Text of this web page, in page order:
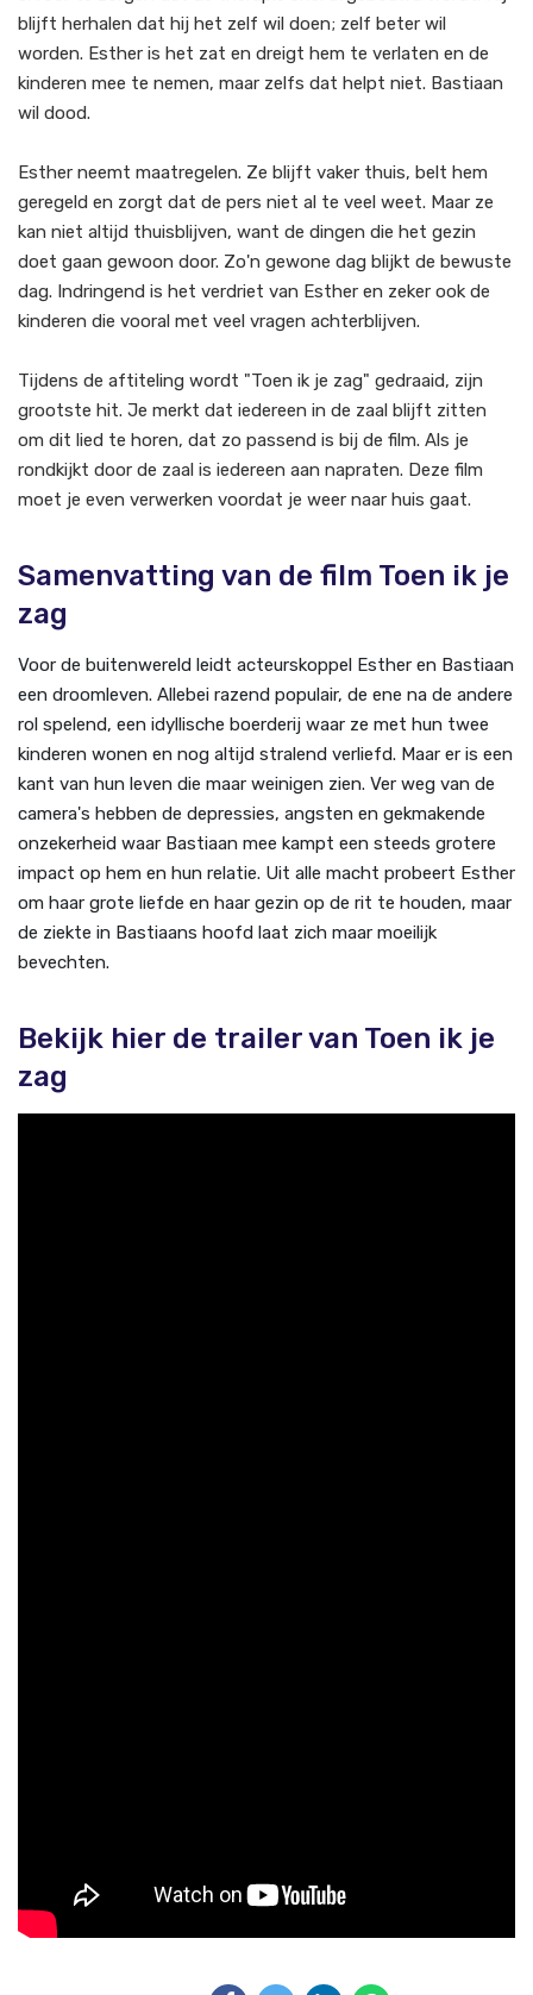
blijft herhalen dat hij het zelf wil doen; zelf beter wil
worden. Esther is het zat en dreigt hem te verlaten en de
kinderen mee te nemen, maar zelfs dat helpt niet. Bastiaan
wil dood.
Esther neemt maatregelen. Ze blijft vaker thuis, belt hem
geregeld en zorgt dat de pers niet al te veel weet. Maar ze
kan niet altijd thuisblijven, want de dingen die het gezin
doet gaan gewoon door. Zo'n gewone dag blijkt de bewuste
dag. Indringend is het verdriet van Esther en zeker ook de
kinderen die vooral met veel vragen achterblijven.
Tijdens de aftiteling wordt "Toen ik je zag" gedraaid, zijn
grootste hit. Je merkt dat iedereen in de zaal blijft zitten
om dit lied te horen, dat zo passend is bij de film. Als je
rondkijkt door de zaal is iedereen aan napraten. Deze film
moet je even verwerken voordat je weer naar huis gaat.
Samenvatting van de film Toen ik je
zag
Voor de buitenwereld leidt acteurskoppel Esther en Bastiaan
een droomleven. Allebei razend populair, de ene na de andere
rol spelend, een idyllische boerderij waar ze met hun twee
kinderen wonen en nog altijd stralend verliefd. Maar er is een
kant van hun leven die maar weinigen zien. Ver weg van de
camera's hebben de depressies, angsten en gekmakende
onzekerheid waar Bastiaan mee kampt een steeds grotere
impact op hem en hun relatie. Uit alle macht probeert Esther
om haar grote liefde en haar gezin op de rit te houden, maar
de ziekte in Bastiaans hoofd laat zich maar moeilijk
bevechten.
Bekijk hier de trailer van Toen ik je
zag